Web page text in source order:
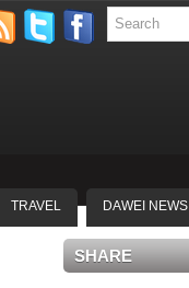
TRAVEL DAWEI NEWS
SHARE